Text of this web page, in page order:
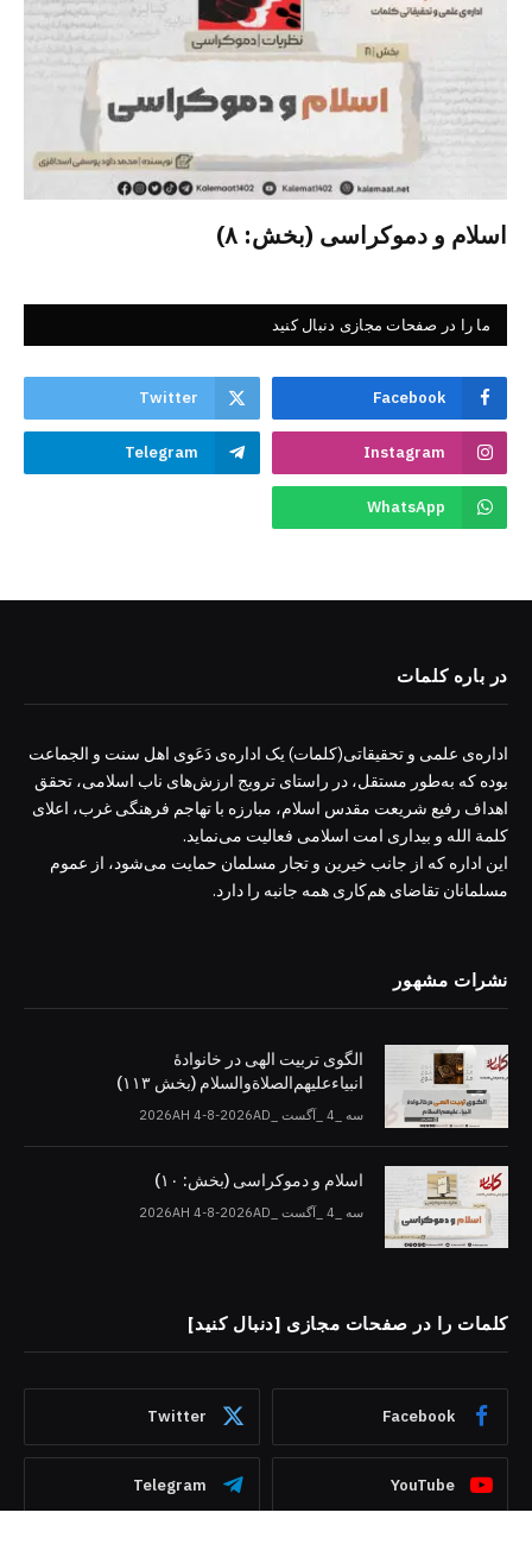
اسلام و دموکراسی (بخش: ۸)
ما را در صفحات مجازی دنبال کنید
Facebook
Twitter
Instagram
Telegram
WhatsApp
در باره کلمات
اداره‌ی علمی و تحقیقاتی(کلمات) یک اداره‌ی دَعَوی اهل سنت و الجماعت
بوده که به‌طور مستقل، در راستای ترویج ارزش‌های ناب اسلامی، تحقق
اهداف رفیع شریعت مقدس اسلام، مبارزه با تهاجم فرهنگی غرب، اعلای
کلمة الله و بیداری امت اسلامی فعالیت می‌نماید.
این اداره که از جانب خیرین و تجار مسلمان حمایت می‌شود، از عموم
مسلمانان تقاضای هم‌کاری همه جانبه را دارد.
نشرات مشهور
الگوی تربیت الهی در خانوادۀ
انبیاءعلیهم‌الصلاةو‌السلام (بخش ۱۱۳)
سه _4 _آگست _2026AH 4-8-2026AD
اسلام و دموکراسی (بخش: ۱۰)
سه _4 _آگست _2026AH 4-8-2026AD
کلمات را در صفحات مجازی [دنبال کنید]
Facebook
Twitter
YouTube
Telegram